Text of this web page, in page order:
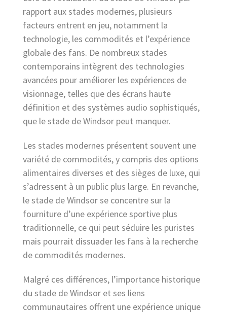
rapport aux stades modernes, plusieurs
facteurs entrent en jeu, notamment la
technologie, les commodités et l’expérience
globale des fans. De nombreux stades
contemporains intègrent des technologies
avancées pour améliorer les expériences de
visionnage, telles que des écrans haute
définition et des systèmes audio sophistiqués,
que le stade de Windsor peut manquer.
Les stades modernes présentent souvent une
variété de commodités, y compris des options
alimentaires diverses et des sièges de luxe, qui
s’adressent à un public plus large. En revanche,
le stade de Windsor se concentre sur la
fourniture d’une expérience sportive plus
traditionnelle, ce qui peut séduire les puristes
mais pourrait dissuader les fans à la recherche
de commodités modernes.
Malgré ces différences, l’importance historique
du stade de Windsor et ses liens
communautaires offrent une expérience unique